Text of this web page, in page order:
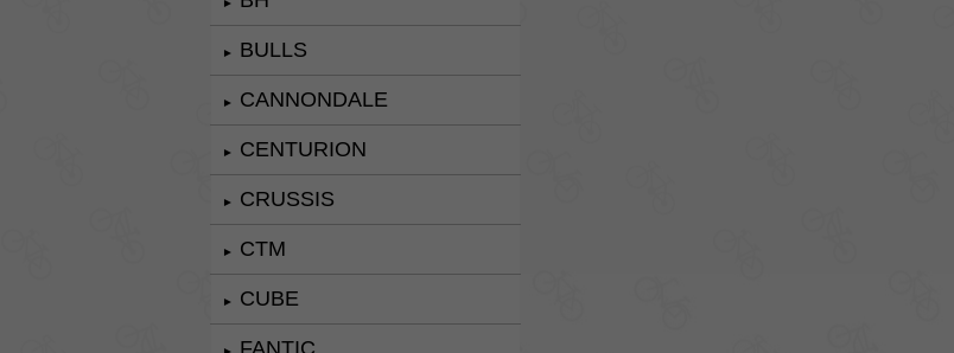
► BULLS
► CANNONDALE
► CENTURION
► CRUSSIS
► CTM
► CUBE
FANTIC